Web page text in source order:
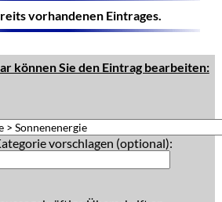
vorhandenen Eintrages.
können Sie den Eintrag bearbeiten:
vorschlagen (optional):